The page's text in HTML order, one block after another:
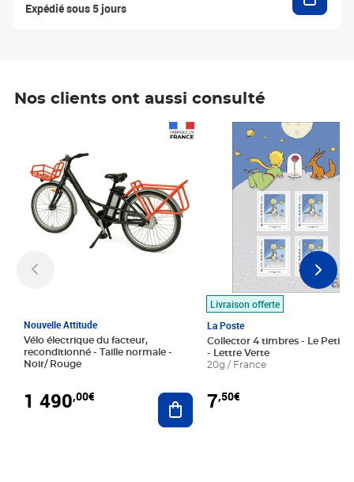
Expédié sous 5 jours
Nos clients ont aussi consulté
Nouvelle Attitude
Vélo électrique du facteur,
reconditionné - Taille normale -
Noir/ Rouge
1 490,00€ Ajouter au panier
Livraison offerte
La Poste
Collector 4 timbres - Le Petit
- Lettre Verte
20g / France
7,50€
Prix 7,50€